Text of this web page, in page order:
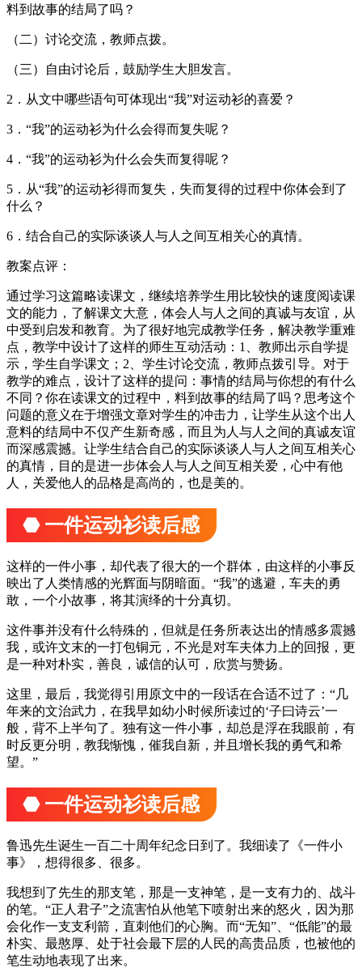
料到故事的结局了吗？
（二）讨论交流，教师点拨。
（三）自由讨论后，鼓励学生大胆发言。
2．从文中哪些语句可体现出“我”对运动衫的喜爱？
3．“我”的运动衫为什么会得而复失呢？
4．“我”的运动衫为什么会失而复得呢？
5．从“我”的运动衫得而复失，失而复得的过程中你体会到了
什么？
6．结合自己的实际谈谈人与人之间互相关心的真情。
教案点评：
通过学习这篇略读课文，继续培养学生用比较快的速度阅读课
文的能力，了解课文大意，体会人与人之间的真诚与友谊，从
中受到启发和教育。为了很好地完成教学任务，解决教学重难
点，教学中设计了这样的师生互动活动：1、教师出示自学提
示，学生自学课文；2、学生讨论交流，教师点拨引导。对于
教学的难点，设计了这样的提问：事情的结局与你想的有什么
不同？你在读课文的过程中，料到故事的结局了吗？思考这个
问题的意义在于增强文章对学生的冲击力，让学生从这个出人
意料的结局中不仅产生新奇感，而且为人与人之间的真诚友谊
而深感震撼。让学生结合自己的实际谈谈人与人之间互相关心
的真情，目的是进一步体会人与人之间互相关爱，心中有他
人，关爱他人的品格是高尚的，也是美的。
⬣ 一件运动衫读后感
这样的一件小事，却代表了很大的一个群体，由这样的小事反
映出了人类情感的光辉面与阴暗面。“我”的逃避，车夫的勇
敢，一个小故事，将其演绎的十分真切。
这件事并没有什么特殊的，但就是任务所表达出的情感多震撼
我，或许文末的一打包铜元，不光是对车夫体力上的回报，更
是一种对朴实，善良，诚信的认可，欣赏与赞扬。
这里，最后，我觉得引用原文中的一段话在合适不过了：“几
年来的文治武力，在我早如幼小时候所读过的‘子曰诗云’一
般，背不上半句了。独有这一件小事，却总是浮在我眼前，有
时反更分明，教我惭愧，催我自新，并且增长我的勇气和希
望。”
⬣ 一件运动衫读后感
鲁迅先生诞生一百二十周年纪念日到了。我细读了《一件小
事》，想得很多、很多。
我想到了先生的那支笔，那是一支神笔，是一支有力的、战斗
的笔。“正人君子”之流害怕从他笔下喷射出来的怒火，因为那
会化作一支支利箭，直刺他们的心胸。而“无知”、“低能”的最
朴实、最憨厚、处于社会最下层的人民的高贵品质，也被他的
笔生动地表现了出来。